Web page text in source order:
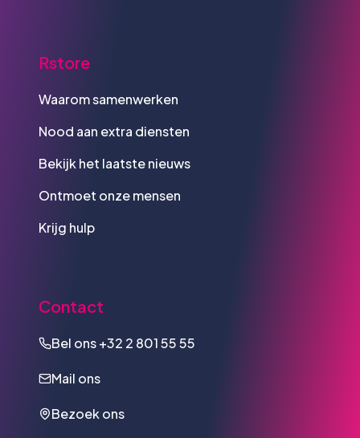
Rstore
Waarom samenwerken
Nood aan extra diensten
Bekijk het laatste nieuws
Ontmoet onze mensen
Krijg hulp
Contact
Bel ons+32 2 801 55 55
Mail ons
Bezoek ons